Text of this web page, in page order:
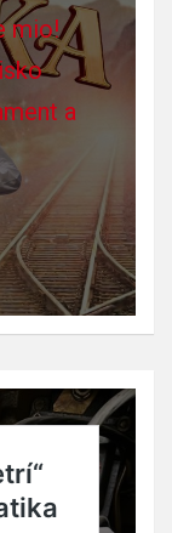
mio!
a